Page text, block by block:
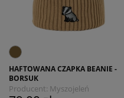
HAFTOWANA CZAPKA BEANIE -
BORSUK
Producent: Myszojeleń